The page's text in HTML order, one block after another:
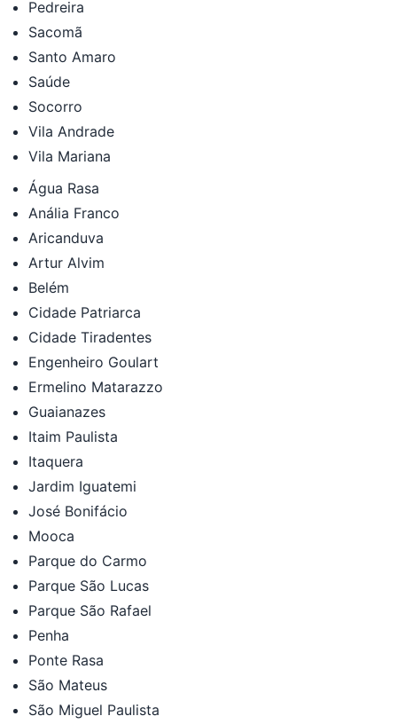
Pedreira
Sacomã
Santo Amaro
Saúde
Socorro
Vila Andrade
Vila Mariana
Água Rasa
Anália Franco
Aricanduva
Artur Alvim
Belém
Cidade Patriarca
Cidade Tiradentes
Engenheiro Goulart
Ermelino Matarazzo
Guaianazes
Itaim Paulista
Itaquera
Jardim Iguatemi
José Bonifácio
Mooca
Parque do Carmo
Parque São Lucas
Parque São Rafael
Penha
Ponte Rasa
São Mateus
São Miguel Paulista